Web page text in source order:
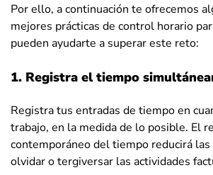
Por ello, a continuación te ofrecemos
mejores prácticas de control horario
pueden ayudarte a superar este reto:
1. Registra el tiempo
Registra tus entradas de tiempo en
trabajo, en la medida de lo posible. El
contemporáneo del tiempo reducirá
olvidar o tergiversar las actividades